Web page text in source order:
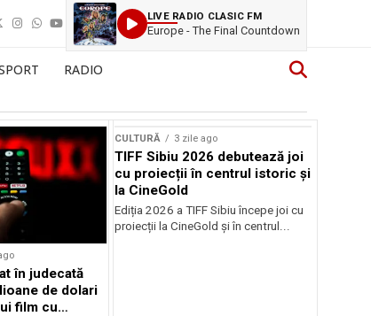
LIVE RADIO CLASIC FM
Europe - The Final Countdown
RADIO
în judecată
de dolari
film cu
CULTURĂ 3 zile ago
TIFF Sibiu 2026 debutează joi
cu proiecții în centrul istoric și
la CineGold
Ediția 2026 a TIFF Sibiu începe joi cu
proiecții la CineGold și în centrul...